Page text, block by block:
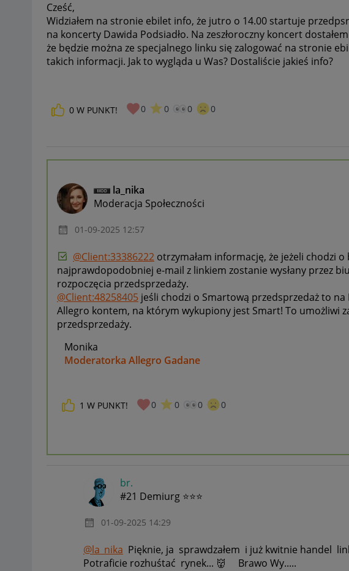
Cześć,
Widziałem na stronie ebilet info, że jutro o 14.00 startuje
na koncerty Dawida Podsiadło. Na zeszłoroczny koncert
że będzie można ze specjalnego linku się zalogować na stronie
takich informacji. Jak to wygląda u Was? Dostaliście jakieś info?
0 W PUNKT! 0 0 0 0
la_nika
Moderacja Społeczności
‎01-09-2025 12:57
@Client:33386222 otrzymałam informację, że jeżeli chodzi
najprawdopodobniej e-mail z linkiem zostanie wysłany przez
rozpoczęcia przedsprzedaży.
@Client:48258405 jeśli chodzi o Smartową przedsprzedaż to na
Allegro kontem, na którym wykupiony jest Smart! To umożliwi
przedsprzedaży.
Monika
Moderatorka Allegro Gadane
1 W PUNKT! 0 0 0 0
br.
#21 Demiurg ⭐⭐⭐
‎01-09-2025 14:29
@la_nika Pięknie, ja sprawdzałem i już kwitnie handel
Potraficie rozhuśtać rynek... 👹 Brawo Wy.....